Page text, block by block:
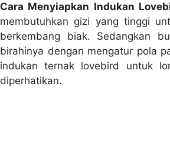
Cara Menyiapkan Indukan
membutuhkan gizi yang tinggi
berkembang biak. Sedangkan
birahinya dengan mengatur pola
indukan ternak lovebird untuk
diperhatikan.